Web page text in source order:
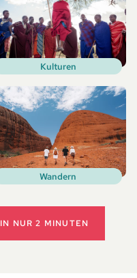
Kulturen
Wandern
IN NUR 2 MINUTEN